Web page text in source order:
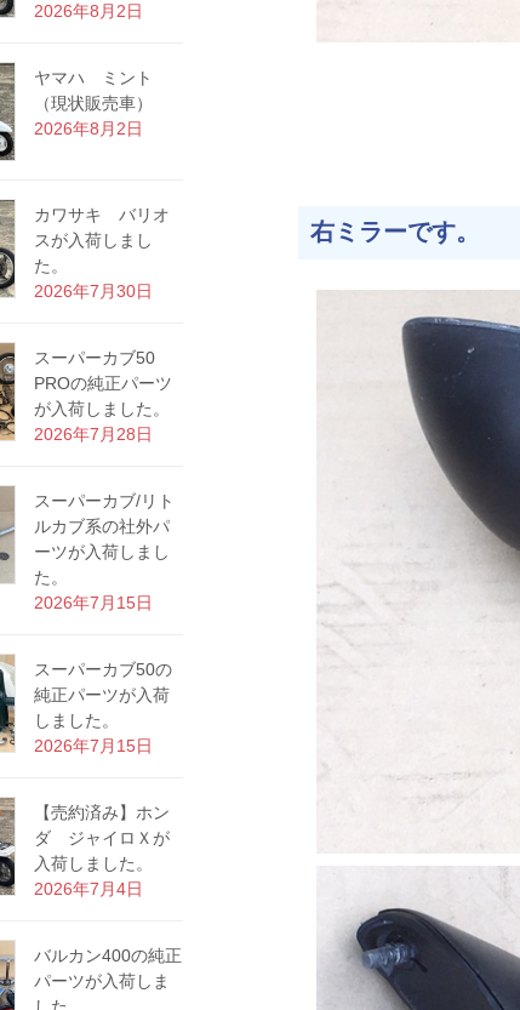
右ミラーです。
2026年8月2日
ヤマハ ミント
（現状販売車）
2026年8月2日
カワサキ バリオ
スが入荷しまし
た。
2026年7月30日
スーパーカブ50
PROの純正パーツ
が入荷しました。
2026年7月28日
スーパーカブ/リト
ルカブ系の社外パ
ーツが入荷しまし
た。
2026年7月15日
スーパーカブ50の
純正パーツが入荷
しました。
2026年7月15日
【売約済み】ホン
ダ ジャイロＸが
入荷しました。
2026年7月4日
バルカン400の純正
パーツが入荷しま